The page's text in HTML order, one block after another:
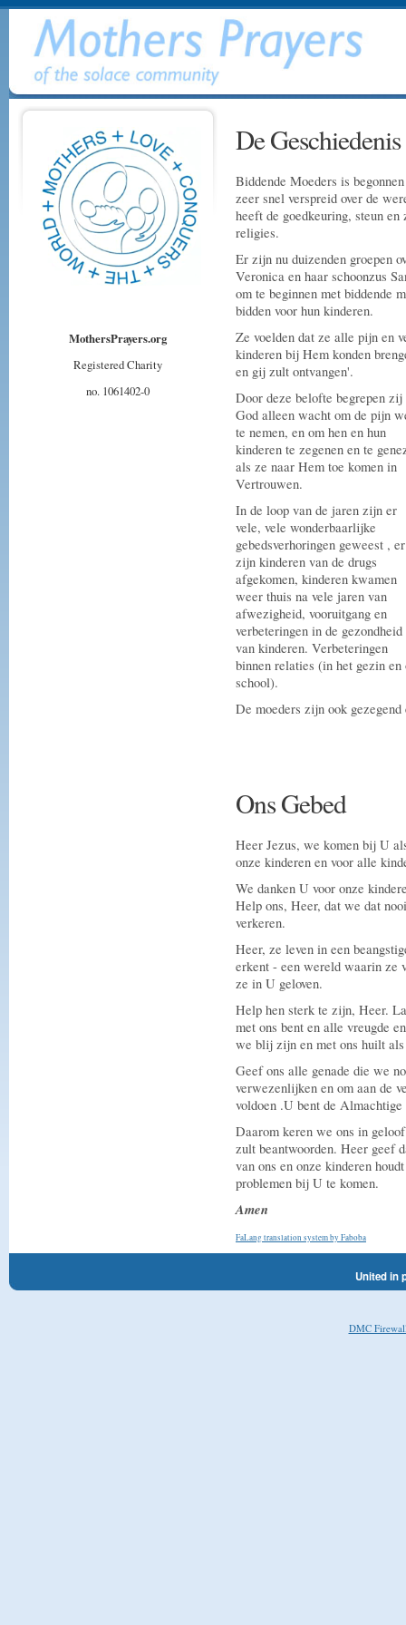
De Geschiedenis
Biddende Moeders is
zeer snel verspreid over de
heeft de goedkeuring, steun
religies.
Er zijn nu duizenden groepen
Veronica en haar schoonzus
om te beginnen met biddende
bidden voor hun kinderen.
Ze voelden dat ze alle pijn en
kinderen bij Hem konden
en gij zult ontvangen'.
Door deze belofte begrepen zij
God alleen wacht om de pijn
te nemen, en om hen en hun
kinderen te zegenen en te
als ze naar Hem toe komen in
Vertrouwen.
In de loop van de jaren zijn er
vele, vele wonderbaarlijke
gebedsverhoringen geweest , er
zijn kinderen van de drugs
afgekomen, kinderen kwamen
weer thuis na vele jaren van
afwezigheid, vooruitgang en
verbeteringen in de gezondheid
van kinderen. Verbeteringen
binnen relaties (in het gezin en
school).
De moeders zijn ook
Ons Gebed
Heer Jezus, we komen bij U
onze kinderen en voor alle
We danken U voor onze
Help ons, Heer, dat we dat
verkeren.
Heer, ze leven in een
erkent - een wereld waarin ze
ze in U geloven.
Help hen sterk te zijn, Heer.
met ons bent en alle vreugde
we blij zijn en met ons huilt
Geef ons alle genade die we
verwezenlijken en om aan de
voldoen .U bent de
Daarom keren we ons in
zult beantwoorden. Heer geef
van ons en onze kinderen
problemen bij U te komen.
Amen
FaLang translation system by Faboba
MothersPrayers.org
Registered Charity
no. 1061402-0
United in
DMC